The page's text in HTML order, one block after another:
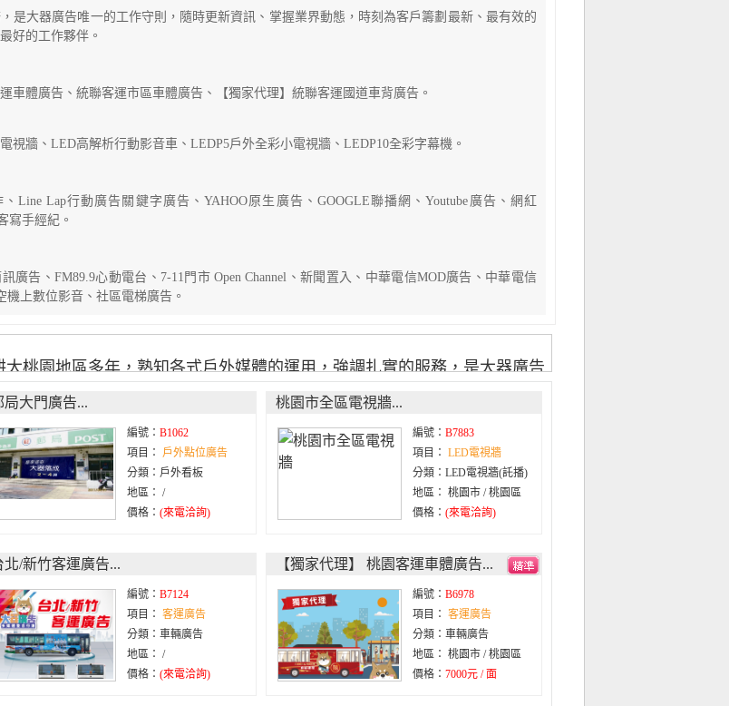
大器廣告唯一的工作守則，隨時更新資訊、掌握業界動態，時刻為客戶籌劃最新、最有效的
好的工作夥伴。
車體廣告、統聯客運市區車體廣告、
【獨家代理】統聯客運 國道車背廣告。
視牆、LED高解析行動影音車、LEDP5戶外全彩小電視牆、LEDP10全彩字幕機。
、Line Lap行動廣告關鍵字廣告、YAHOO原生廣告、GOOGLE聯播網、Youtube廣告、網紅
寫手經紀。
訊廣告、FM89.9心動電台、7-11門市 Open Channel、新聞置入、中華電信MOD廣告、中華電信
機上數位影音、社區電梯廣告。
大桃園地區多年，熟知各式戶外媒體的運用，強調扎實的服務，是大器廣告
隨時更新資訊、掌握業界動態，時刻為客戶籌劃最新、最有效的媒體工具，
作夥伴。
局大門廣告...
編號： B1062
項目：
戶外點位廣告
分類：戶外看板
地區： /
價格： (來電洽詢)
桃園市全區電視牆...
編號： B7883
項目： LED電視牆
分類：LED電視牆(託播)
地區： 桃園市 / 桃園區
價格： (來電洽詢)
北/新竹客運廣告...
編號： B7124
項目： 客運廣告
分類：車輛廣告
地區： /
價格： (來電洽詢)
【獨家代理】 桃園客運車體廣告...
編號： B6978
項目： 客運廣告
分類：車輛廣告
地區： 桃園市 / 桃園區
價格： 7000元 / 面